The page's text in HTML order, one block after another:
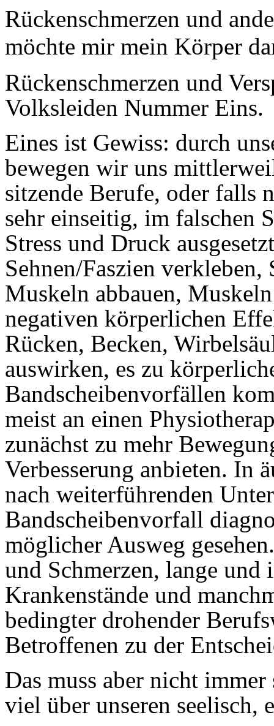
Rückenschmerzen und
möchte mir mein Körper
Rückenschmerzen und
Volksleiden Nummer Eins.
Eines ist Gewiss: durch
bewegen wir uns
sitzende Berufe, oder falls
sehr einseitig, im falschen
Stress und Druck
Sehnen/Faszien
Muskeln abbauen,
negativen körperlichen
Rücken, Becken,
auswirken, es zu
Bandscheibenvorfällen
meist an einen
zunächst zu mehr
Verbesserung anbieten. In
nach weiterführenden
Bandscheibenvorfall
möglicher Ausweg
und Schmerzen, lange und
Krankenstände und
bedingter drohender
Betroffenen zu der
Das muss aber nicht
viel über unseren seelisch,